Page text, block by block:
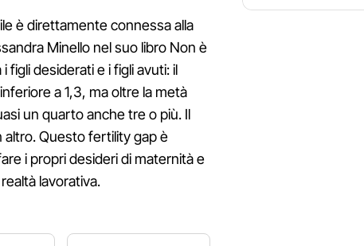
è direttamente connessa alla
Minello nel suo libro Non è
figli desiderati e i figli avuti: il
a 1,3, ma oltre la metà
un quarto anche tre o più. Il
altro. Questo fertility gap è
i propri desideri di maternità e
lavorativa.